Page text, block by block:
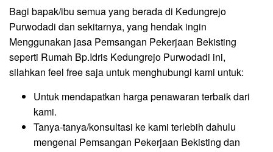
Bagi bapak/ibu semua yang berada di Kedungrejo
Purwodadi dan sekitarnya, yang hendak ingin
Menggunakan jasa Pemsangan Pekerjaan Bekisting
seperti Rumah Bp.Idris Kedungrejo Purwodadi ini,
silahkan feel free saja untuk menghubungi kami untuk:
Untuk mendapatkan harga penawaran terbaik dari
kami.
Tanya-tanya/konsultasi ke kami terlebih dahulu
mengenai Pemsangan Pekerjaan Bekisting dan